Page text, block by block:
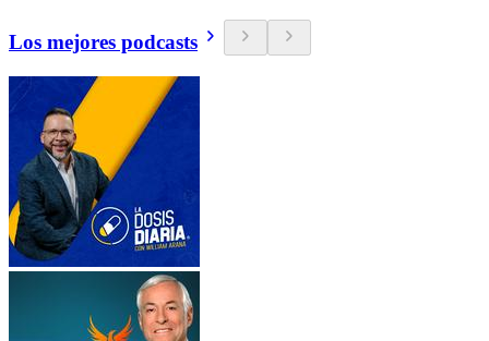
Los mejores podcasts